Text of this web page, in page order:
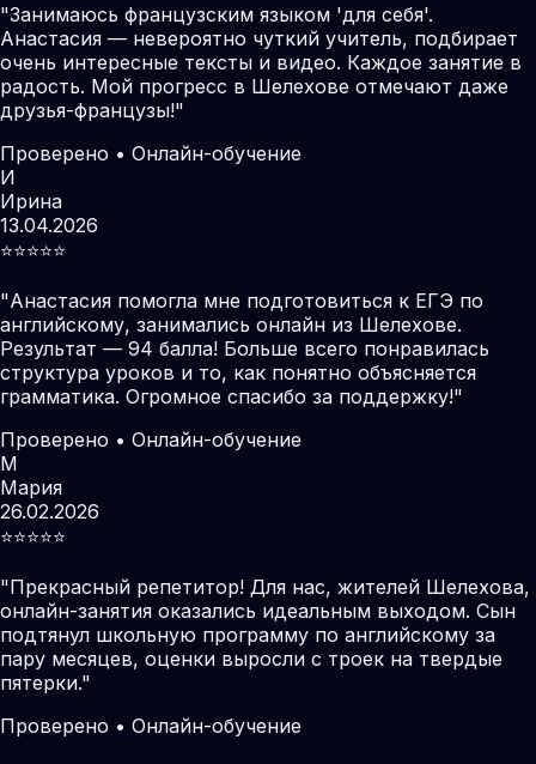
"Занимаюсь французским языком 'для себя'.
Анастасия — невероятно чуткий учитель, подбирает
очень интересные тексты и видео. Каждое занятие в
радость. Мой прогресс в Шелехове отмечают даже
друзья-французы!"
Проверено • Онлайн-обучение
И
Ирина
13.04.2026
⭐️⭐️⭐️⭐️⭐️
"Анастасия помогла мне подготовиться к ЕГЭ по
английскому, занимались онлайн из Шелехове.
Результат — 94 балла! Больше всего понравилась
структура уроков и то, как понятно объясняется
грамматика. Огромное спасибо за поддержку!"
Проверено • Онлайн-обучение
М
Мария
26.02.2026
⭐️⭐️⭐️⭐️⭐️
"Прекрасный репетитор! Для нас, жителей Шелехова,
онлайн-занятия оказались идеальным выходом. Сын
подтянул школьную программу по английскому за
пару месяцев, оценки выросли с троек на твердые
пятерки."
Проверено • Онлайн-обучение